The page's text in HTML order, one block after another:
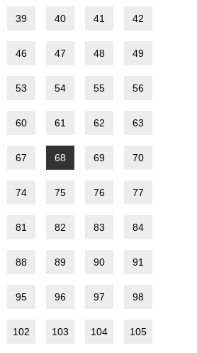
39 40 41 42
46 47 48 49
53 54 55 56
60 61 62 63
67 68 69 70
74 75 76 77
81 82 83 84
88 89 90 91
95 96 97 98
102 103 104 105